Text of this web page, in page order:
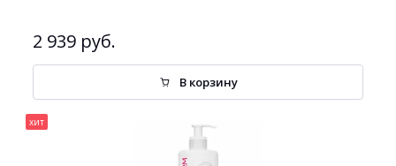
2 939 руб.
В корзину
хит